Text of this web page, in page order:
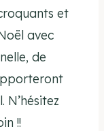
et
avec
de
!!